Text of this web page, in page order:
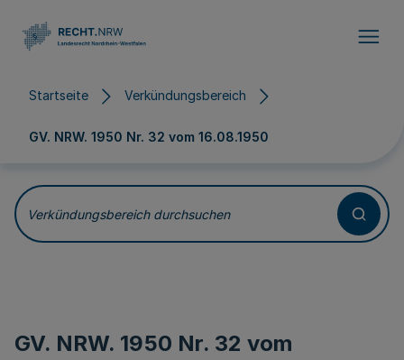
Startseite Verkündungsbereich
GV. NRW. 1950 Nr. 32 vom 16.08.1950
Verkündungsbereich durchsuchen
GV. NRW. 1950 Nr. 32 vom